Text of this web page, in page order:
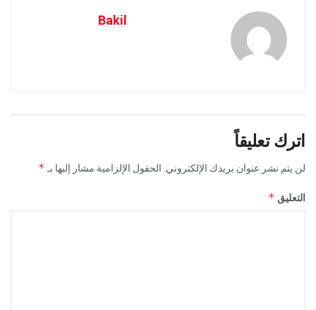
Bakil
اترك تعليقاً
لن يتم نشر عنوان بريدك الإلكتروني. الحقول الإلزامية مشار إليها بـ *
التعليق *